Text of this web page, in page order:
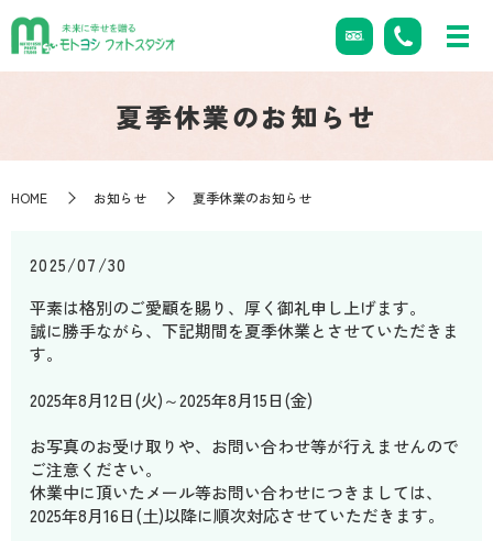
夏季休業のお知らせ
HOME お知らせ 夏季休業のお知らせ
2025/07/30
平素は格別のご愛顧を賜り、厚く御礼申し上げます。
誠に勝手ながら、下記期間を夏季休業とさせていただきま
す。
2025年8月12日(火)～2025年8月15日(金)
お写真のお受け取りや、お問い合わせ等が行えませんので
ご注意ください。
休業中に頂いたメール等お問い合わせにつきましては、
2025年8月16日(土)以降に順次対応させていただきます。